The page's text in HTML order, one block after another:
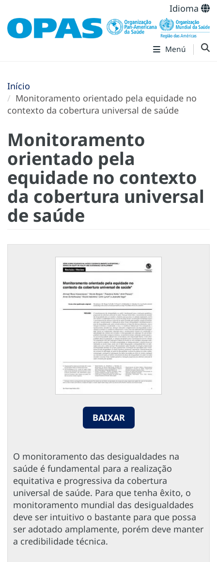
Idioma
Menú
Início
Monitoramento orientado pela equidade no
contexto da cobertura universal de saúde
Monitoramento
orientado pela
equidade no contexto
da cobertura universal
de saúde
BAIXAR
O monitoramento das desigualdades na
saúde é fundamental para a realização
equitativa e progressiva da cobertura
universal de saúde. Para que tenha êxito, o
monitoramento mundial das desigualdades
deve ser intuitivo o bastante para que possa
ser adotado amplamente, porém deve manter
a credibilidade técnica.